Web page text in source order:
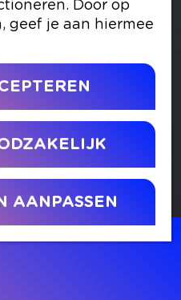
Door op
geef je aan hiermee
AANPASSEN